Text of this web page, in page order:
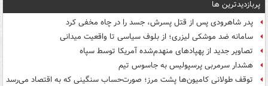
پربازدیدترین ها
پدر شاهرودی پس از قتل پسرش، جسد را در چاه مخفی کرد
سامانه ضد موشکی لیزری؛ از بلوف سیاسی تا واقعیت میدانی
تصاویر جدید از پهپادهای منهدم‌شده آمریکا توسط سپاه
هشدار سرمربی پرسپولیس به جاسوس تیم
توقف طولانی کامیون‌ها پشت مرز؛ صورت‌حساب سنگینی که به اقتصاد می‌رسد